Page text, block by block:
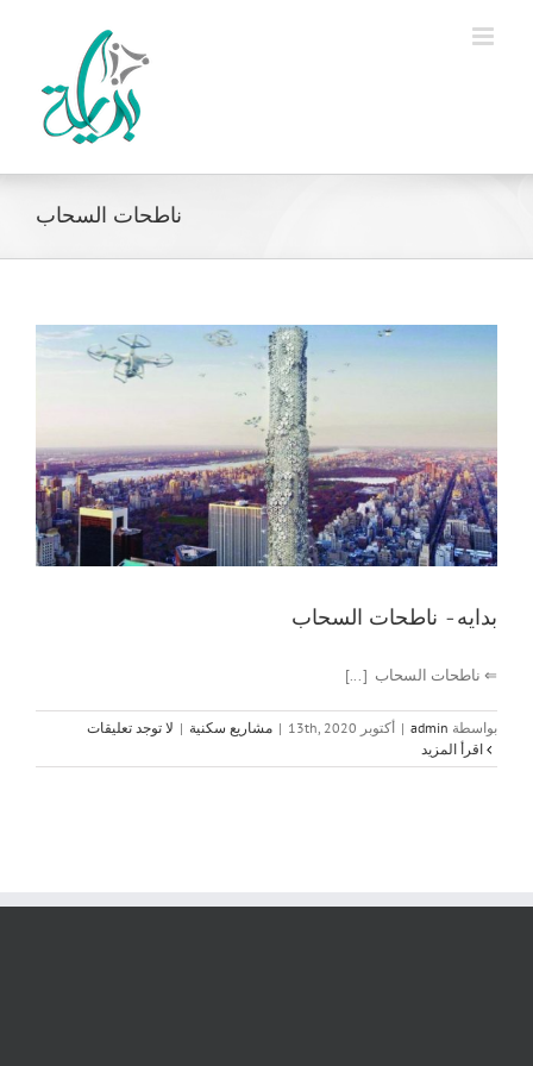
ناطحات السحاب
بدايه- ناطحات السحاب
⇐ ناطحات السحاب [...]
بواسطة admin
| أكتوبر 13th, 2020 | مشاريع سكنية | لا توجد تعليقات